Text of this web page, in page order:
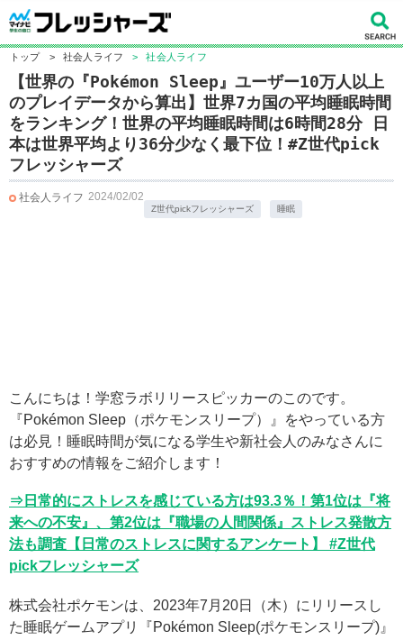
トップ > 社会人ライフ > 社会人ライフ
【世界の『Pokémon Sleep』ユーザー10万人以上
のプレイデータから算出】世界7カ国の平均睡眠時間
をランキング！世界の平均睡眠時間は6時間28分 日
本は世界平均より36分少なく最下位！#Z世代pick
フレッシャーズ
社会人ライフ 2024/02/02
Z世代pickフレッシャーズ 睡眠
こんにちは！学窓ラボリリースピッカーのこのです。
『Pokémon Sleep（ポケモンスリープ）』をやっている方
は必見！睡眠時間が気になる学生や新社会人のみなさんに
おすすめの情報をご紹介します！
⇒日常的にストレスを感じている方は93.3％！第1位は『将
来への不安』、第2位は『職場の人間関係』ストレス発散方
法も調査【日常のストレスに関するアンケート】 #Z世代
pickフレッシャーズ
株式会社ポケモンは、2023年7月20日（木）にリリースし
た睡眠ゲームアプリ『Pokémon Sleep(ポケモンスリープ)』